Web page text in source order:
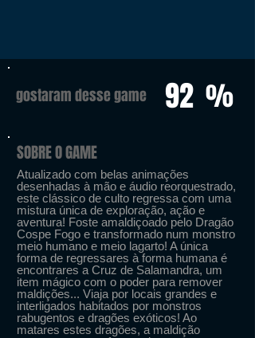
gostaram desse game 92 %
SOBRE O GAME
Atualizado com belas animações
desenhadas à mão e áudio reorquestrado,
este clássico de culto regressa com uma
mistura única de exploração, ação e
aventura! Foste amaldiçoado pelo Dragão
Cospe Fogo e transformado num monstro
meio humano e meio lagarto! A única
forma de regressares à forma humana é
encontrares a Cruz de Salamandra, um
item mágico com o poder para remover
maldições... Viaja por locais grandes e
interligados habitados por monstros
rabugentos e dragões exóticos! Ao
matares estes dragões, a maldição